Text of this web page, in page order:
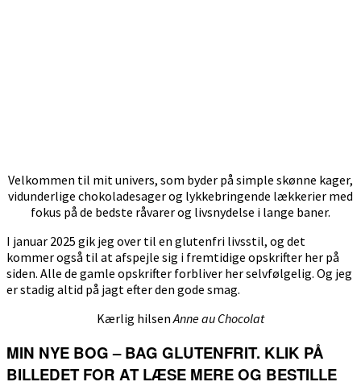
Velkommen til mit univers, som byder på simple skønne kager,
vidunderlige chokoladesager og lykkebringende lækkerier med
fokus på de bedste råvarer og livsnydelse i lange baner.
I januar 2025 gik jeg over til en glutenfri livsstil, og det
kommer også til at afspejle sig i fremtidige opskrifter her på
siden. Alle de gamle opskrifter forbliver her selvfølgelig. Og jeg
er stadig altid på jagt efter den gode smag.
Kærlig hilsenAnne au Chocolat
MIN NYE BOG – BAG GLUTENFRIT. KLIK PÅ
BILLEDET FOR AT LÆSE MERE OG BESTILLE